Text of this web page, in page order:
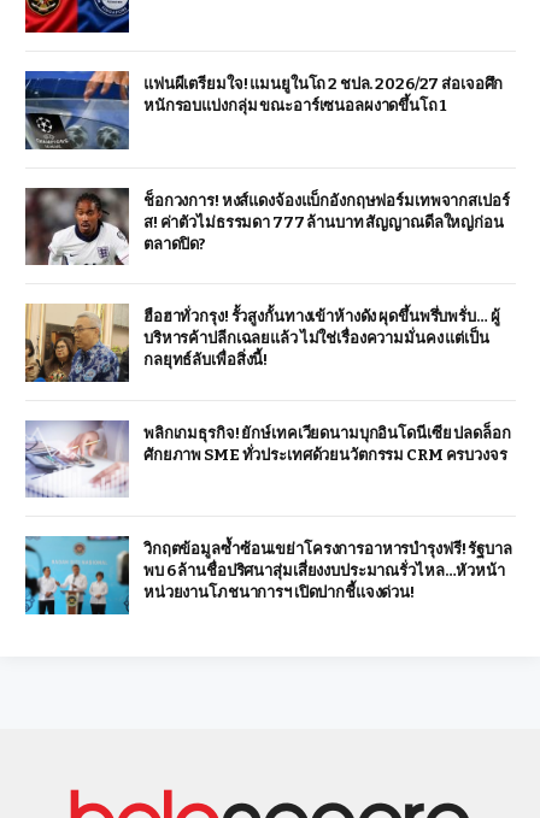
แฟนผีเตรียมใจ! แมนยูในโถ 2 ชปล. 2026/27 ส่อเจอศึก
หนักรอบแบ่งกลุ่ม ขณะอาร์เซนอลผงาดขึ้นโถ 1
ช็อกวงการ! หงส์แดงจ้องแบ็กอังกฤษฟอร์มเทพจากสเปอร์
ส! ค่าตัวไม่ธรรมดา 777 ล้านบาท สัญญาณดีลใหญ่ก่อน
ตลาดปิด?
ฮือฮาทั่วกรุง! รั้วสูงกั้นทางเข้าห้างดัง ผุดขึ้นพรึ่บพรั่บ… ผู้
บริหารค้าปลีกเฉลยแล้ว ไม่ใช่เรื่องความมั่นคง แต่เป็น
กลยุทธ์ลับเพื่อสิ่งนี้!
พลิกเกมธุรกิจ! ยักษ์เทคเวียดนามบุกอินโดนีเซีย ปลดล็อก
ศักยภาพ SME ทั่วประเทศด้วยนวัตกรรม CRM ครบวงจร
วิกฤตข้อมูลซ้ำซ้อนเขย่าโครงการอาหารบำรุงฟรี! รัฐบาล
พบ 6 ล้านชื่อปริศนาสุ่มเสี่ยงงบประมาณรั่วไหล…หัวหน้า
หน่วยงานโภชนาการฯ เปิดปากชี้แจงด่วน!